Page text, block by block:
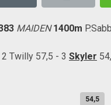
MAIDEN 1400m
Twilly 57,5 - 3 Skyler
54,5